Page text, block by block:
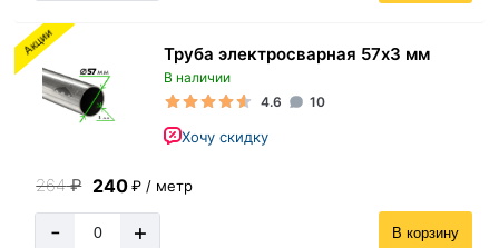
Акции Труба электросварная 57х3 мм
В наличии
4.6
10
Хочу скидку
264₽ 240 ₽ / метр
- + В корзину